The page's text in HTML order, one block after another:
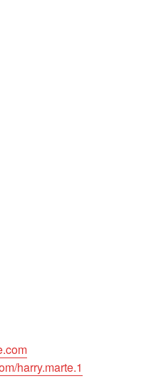
harry.marte.1